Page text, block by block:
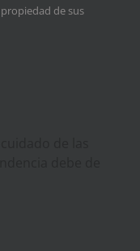
de sus